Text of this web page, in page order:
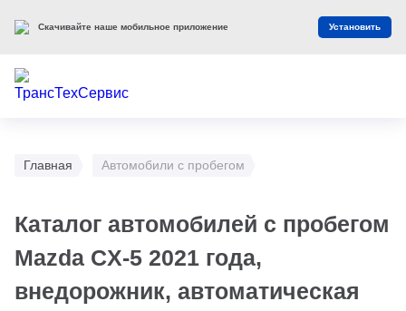
Главная Автомобили с пробегом
Каталог автомобилей с пробегом
Mazda CX-5 2021 года,
внедорожник, автоматическая
Скачивайте наше мобильное приложение Установить